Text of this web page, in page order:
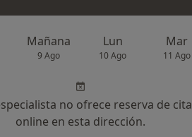
Mañana
9 Ago
Lun
10 Ago
Mar
11 Ago
no ofrece reserva de cita
online en esta dirección.